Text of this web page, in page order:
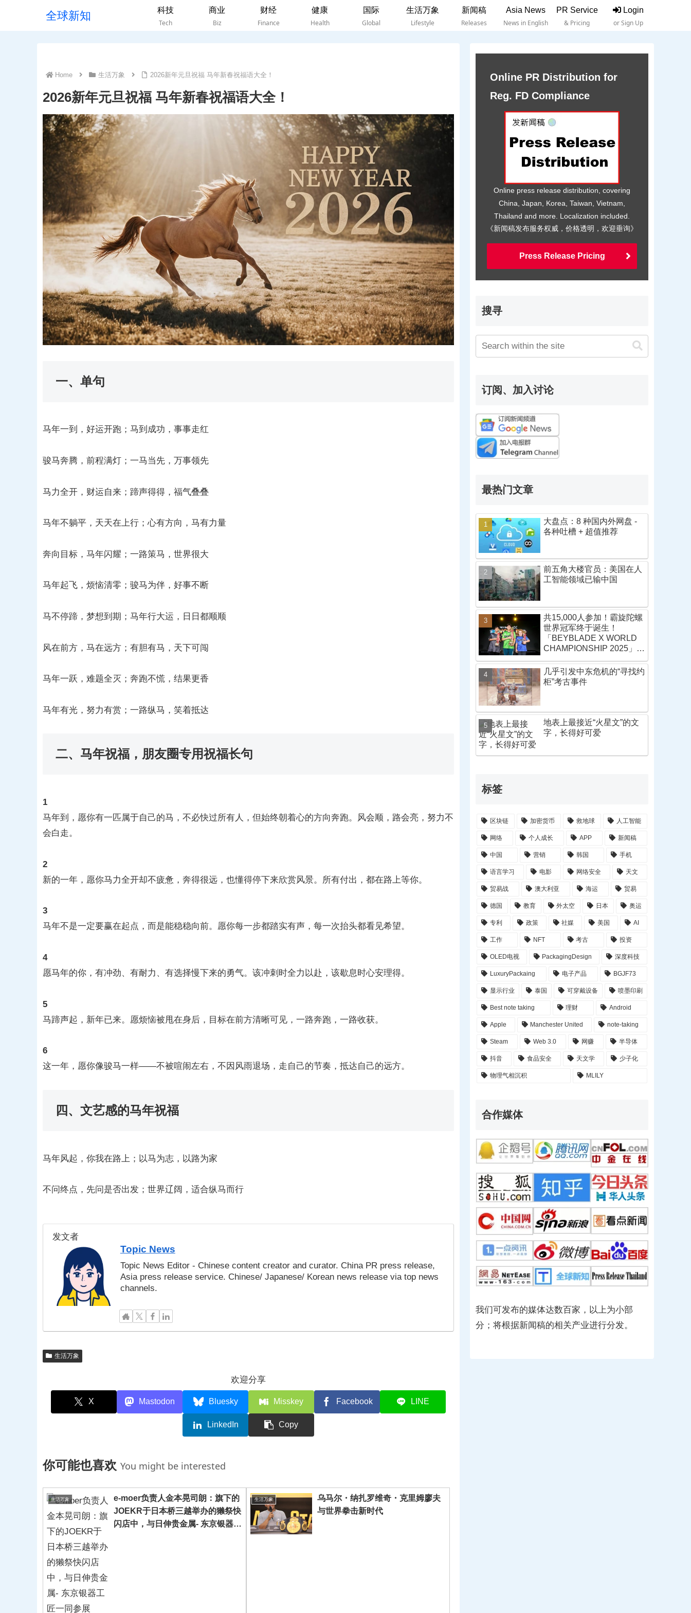
全球新知
科技
Tech
商业
Biz
财经
Finance
健康
Health
国际
Global
生活万象
Lifestyle
新闻稿
Releases
Asia News
News in English
PR Service
& Pricing
Login
or Sign Up
Home 生活万象 2026新年元旦祝福 马年新春祝福语大全！
2026新年元旦祝福 马年新春祝福语大全！
一、单句
马年一到，好运开跑；马到成功，事事走红
骏马奔腾，前程满灯；一马当先，万事领先
马力全开，财运自来；蹄声得得，福气叠叠
马年不躺平，天天在上行；心有方向，马有力量
奔向目标，马年闪耀；一路策马，世界很大
马年起飞，烦恼清零；骏马为伴，好事不断
马不停蹄，梦想到期；马年行大运，日日都顺顺
风在前方，马在远方；有胆有马，天下可闯
马年一跃，难题全灭；奔跑不慌，结果更香
马年有光，努力有赏；一路纵马，笑着抵达
二、马年祝福，朋友圈专用祝福长句
1
马年到，愿你有一匹属于自己的马，不必快过所有人，但始终朝着心的方向奔跑。风会顺，路会亮，努力不
会白走。
2
新的一年，愿你马力全开却不疲惫，奔得很远，也懂得停下来欣赏风景。所有付出，都在路上等你。
3
马年不是一定要赢在起点，而是能稳稳向前。愿你每一步都踏实有声，每一次抬头都看见希望。
4
愿马年的你，有冲劲、有耐力、有选择慢下来的勇气。该冲刺时全力以赴，该歇息时心安理得。
5
马蹄声起，新年已来。愿烦恼被甩在身后，目标在前方清晰可见，一路奔跑，一路收获。
6
这一年，愿你像骏马一样——不被喧闹左右，不因风雨退场，走自己的节奏，抵达自己的远方。
四、文艺感的马年祝福
马年风起，你我在路上；以马为志，以路为家
不问终点，先问是否出发；世界辽阔，适合纵马而行
发文者
Topic News
Topic News Editor - Chinese content creator and curator. China PR press release,
Asia press release service. Chinese/ Japanese/ Korean news release via top news
channels.
生活万象
欢迎分享
X Mastodon Bluesky Misskey Facebook LINE
LinkedIn Copy
你可能也喜欢 You might be interested
生活万象
e-moer负责人金本晃司朗：旗下的
JOEKR于日本桥三越举办的獭祭快
闪店中，与日伸贵金属- 东京银器工
生活万象
乌马尔・纳扎罗维奇・克里姆廖夫
与世界拳击新时代
Online PR Distribution for
Reg. FD Compliance
Online press release distribution, covering
China, Japan, Korea, Taiwan, Vietnam,
Thailand and more. Localization included.
《新闻稿发布服务权威，价格透明，欢迎垂询》
Press Release Pricing
搜寻
订阅、加入讨论
最热门文章
大盘点：8 种国内外网盘 -
各种吐槽 + 超值推荐
前五角大楼官员：美国在人
工智能领域已输中国
共15,000人参加！霸旋陀螺
世界冠军终于诞生！
「BEYBLADE X WORLD
CHAMPIONSHIP 2025」战
几乎引发中东危机的“寻找约
柜”考古事件
地表上最接近“火星文”的文
字，长得好可爱
标签
区块链 加密货币 救地球 人工智能
网络 个人成长 APP 新闻稿
中国 营销 韩国 手机
语言学习 电影 网络安全 天文
贸易战 澳大利亚 海运 贸易
德国 教育 外太空 日本 奥运
专利 政策 社媒 美国 AI
工作 NFT 考古 投资
OLED电视 PackagingDesign 深度科技
LuxuryPackaing 电子产品 BGJF73
显示行业 泰国 可穿戴设备 喷墨印刷
Best note taking 理财 Android
Apple Manchester United note-taking
Steam Web 3.0 网赚 半导体
抖音 食品安全 天文学 少子化
物理气相沉积 MLILY
合作媒体
我们可发布的媒体达数百家，以上为小部
分；将根据新闻稿的相关产业进行分发。